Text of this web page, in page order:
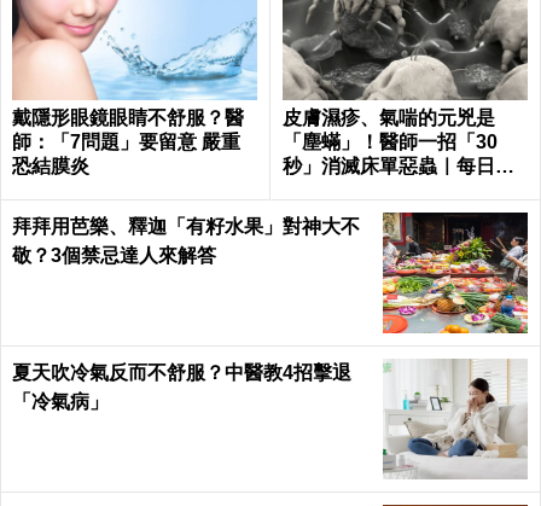
戴隱形眼鏡眼睛不舒服？醫
師：「7問題」要留意 嚴重
恐結膜炎
皮膚濕疹、氣喘的元兇是
「塵蟎」！醫師一招「30
秒」消滅床單惡蟲｜每日健
拜拜用芭樂、釋迦「有籽水果」對神大不
敬？3個禁忌達人來解答
夏天吹冷氣反而不舒服？中醫教4招擊退
「冷氣病」